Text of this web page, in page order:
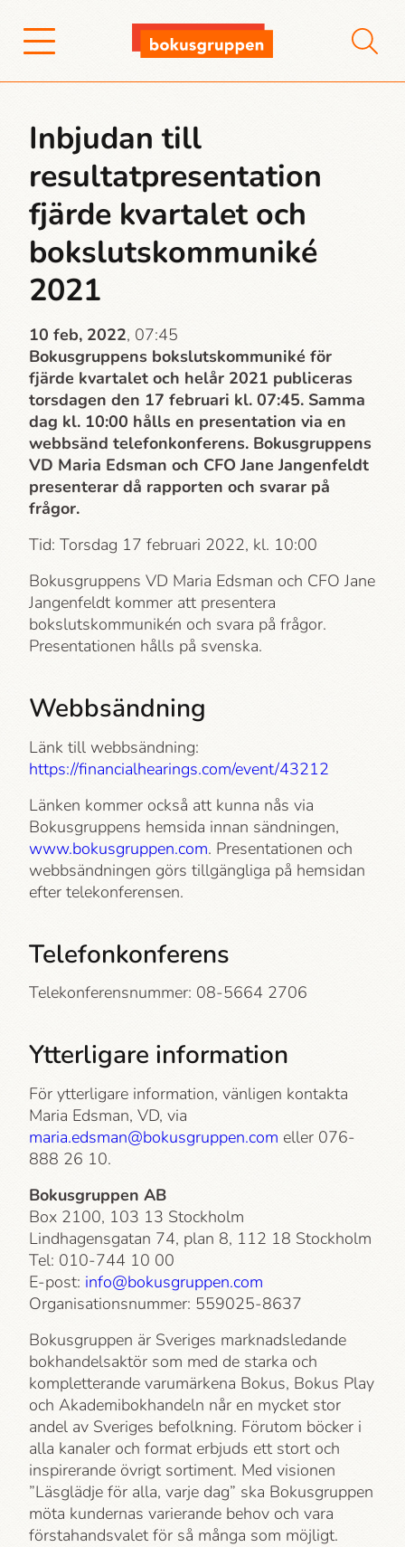
Inbjudan till
resultatpresentation
fjärde kvartalet och
bokslutskommuniké
2021
10 feb, 2022, 07:45
Bokusgruppens bokslutskommuniké för
fjärde kvartalet och helår 2021 publiceras
torsdagen den 17 februari kl. 07:45. Samma
dag kl. 10:00 hålls en presentation via en
webbsänd telefonkonferens. Bokusgruppens
VD Maria Edsman och CFO Jane Jangenfeldt
presenterar då rapporten och svarar på
frågor.
Tid: Torsdag 17 februari 2022, kl. 10:00
Bokusgruppens VD Maria Edsman och CFO Jane
Jangenfeldt kommer att presentera
bokslutskommunikén och svara på frågor.
Presentationen hålls på svenska.
Webbsändning
Länk till webbsändning:
https://financialhearings.com/event/43212
Länken kommer också att kunna nås via
Bokusgruppens hemsida innan sändningen,
www.bokusgruppen.com. Presentationen och
webbsändningen görs tillgängliga på hemsidan
efter telekonferensen.
Telefonkonferens
Telekonferensnummer: 08-5664 2706
Ytterligare information
För ytterligare information, vänligen kontakta
Maria Edsman, VD, via
maria.edsman@bokusgruppen.com eller 076-
888 26 10.
Bokusgruppen AB
Box 2100, 103 13 Stockholm
Lindhagensgatan 74, plan 8, 112 18 Stockholm
Tel: 010-744 10 00
E-post: info@bokusgruppen.com
Organisationsnummer: 559025-8637
Bokusgruppen är Sveriges marknadsledande
bokhandelsaktör som med de starka och
kompletterande varumärkena Bokus, Bokus Play
och Akademi­bokhandeln når en mycket stor
andel av Sveriges befolkning. Förutom böcker i
alla kanaler och format erbjuds ett stort och
inspirerande övrigt sortiment. Med visionen
”Läsglädje för alla, varje dag” ska Bokusgruppen
möta kundernas varierande behov och vara
förstahandsvalet för så många som möjligt.